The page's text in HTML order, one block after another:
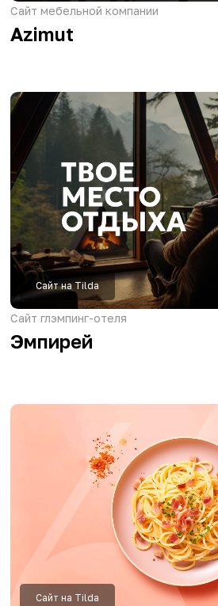
Сайт на Tilda
Сайт вендинговой компании
Coffee Online
Сайт фитнес-клуба
F8-Fitness
Сайт производителя премиальных мангалов
HammerKraft